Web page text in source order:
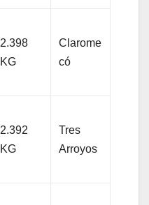
2.398
KG
Clarome
có
2.392
KG
Tres
Arroyos